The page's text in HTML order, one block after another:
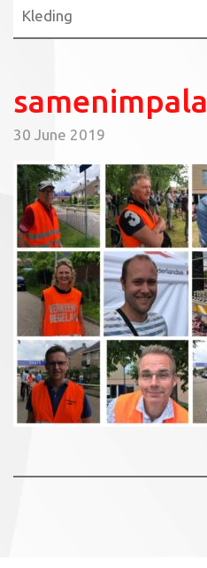
Kleding
samenimpala
30 June 2019